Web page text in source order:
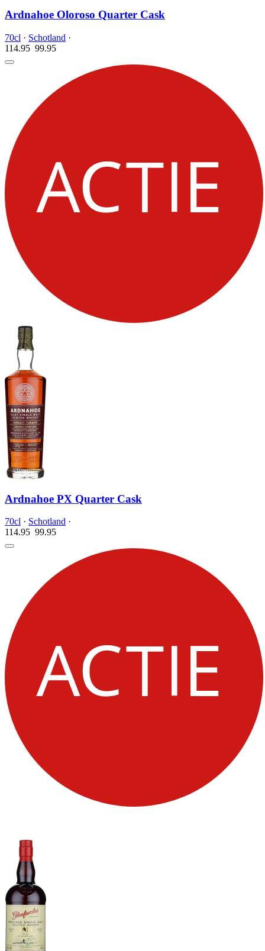
Ardnahoe Oloroso Quarter Cask
70cl · Schotland ·
114.95 99.95
Ardnahoe PX Quarter Cask
70cl · Schotland ·
114.95 99.95